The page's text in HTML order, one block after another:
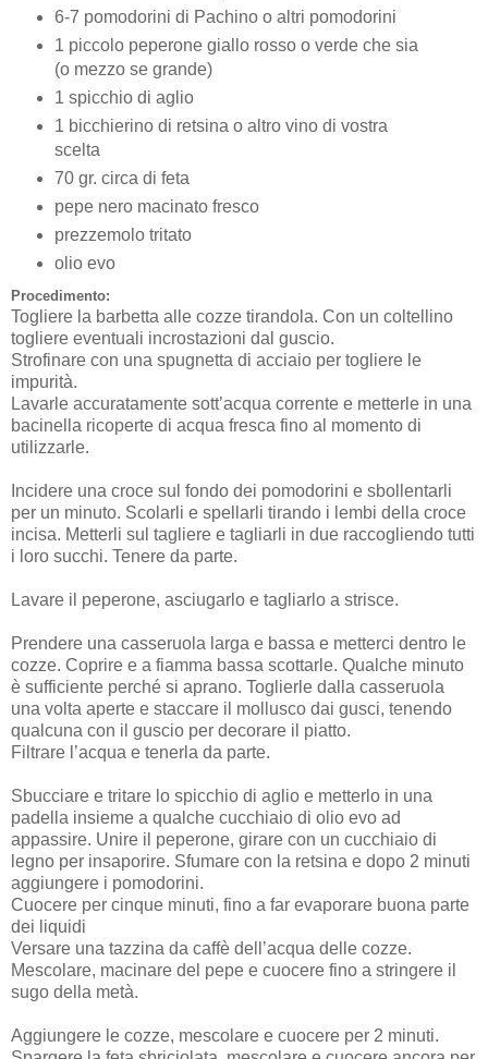
6-7 pomodorini di Pachino o altri pomodorini
1 piccolo peperone giallo rosso o verde che sia
(o mezzo se grande)
1 spicchio di aglio
1 bicchierino di retsina o altro vino di vostra
scelta
70 gr. circa di feta
pepe nero macinato fresco
prezzemolo tritato
olio evo
Procedimento:
Togliere la barbetta alle cozze tirandola. Con un coltellino
togliere eventuali incrostazioni dal guscio.
Strofinare con una spugnetta di acciaio per togliere le
impurità.
Lavarle accuratamente sott’acqua corrente e metterle in una
bacinella ricoperte di acqua fresca fino al momento di
utilizzarle.
Incidere una croce sul fondo dei pomodorini e sbollentarli
per un minuto. Scolarli e spellarli tirando i lembi della croce
incisa. Metterli sul tagliere e tagliarli in due raccogliendo tutti
i loro succhi. Tenere da parte.
Lavare il peperone, asciugarlo e tagliarlo a strisce.
Prendere una casseruola larga e bassa e metterci dentro le
cozze. Coprire e a fiamma bassa scottarle. Qualche minuto
è sufficiente perché si aprano. Toglierle dalla casseruola
una volta aperte e staccare il mollusco dai gusci, tenendo
qualcuna con il guscio per decorare il piatto.
Filtrare l’acqua e tenerla da parte.
Sbucciare e tritare lo spicchio di aglio e metterlo in una
padella insieme a qualche cucchiaio di olio evo ad
appassire. Unire il peperone, girare con un cucchiaio di
legno per insaporire. Sfumare con la retsina e dopo 2 minuti
aggiungere i pomodorini.
Cuocere per cinque minuti, fino a far evaporare buona parte
dei liquidi
Versare una tazzina da caffè dell’acqua delle cozze.
Mescolare, macinare del pepe e cuocere fino a stringere il
sugo della metà.
Aggiungere le cozze, mescolare e cuocere per 2 minuti.